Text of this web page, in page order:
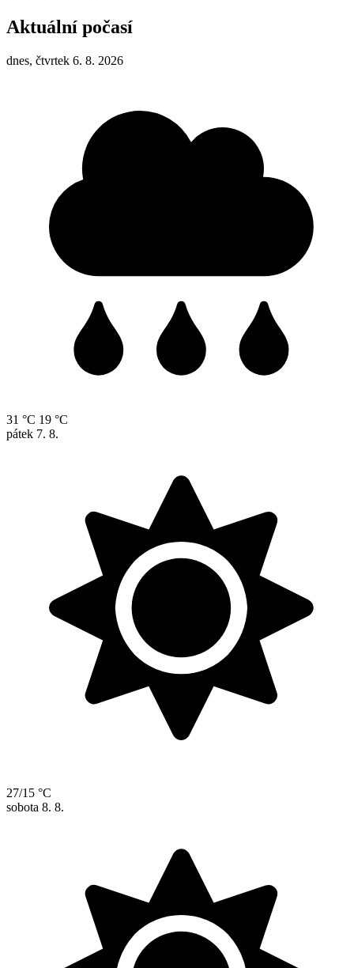
Aktuální počasí
dnes, čtvrtek 6. 8. 2026
31 °C 19 °C
pátek 7. 8.
27/15 °C
sobota 8. 8.